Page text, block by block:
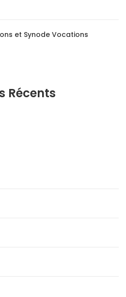
et Synode Vocations
Récents